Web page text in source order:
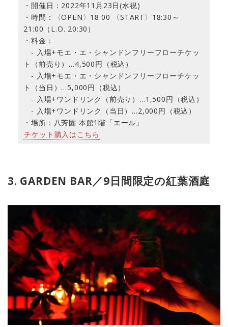
・開催日：2022年11月23日(水祝)
・時間：〈OPEN〉18:00 〈START〉18:30～
21:00（L.O. 20:30）
・料金：
- 入場+モエ・エ・シャンドンフリーフローチケッ
ト（前売り）…4,500円（税込）
- 入場+モエ・エ・シャンドンフリーフローチケッ
ト（当日）…5,000円（税込）
- 入場+ワンドリンク（前売り）…1,500円（税込）
- 入場+ワンドリンク（当日）…2,000円（税込）
・場所：八芳園 本館1階「エール」
チケット購入はこちら
3. GARDEN BAR／9日間限定の紅葉酒庭